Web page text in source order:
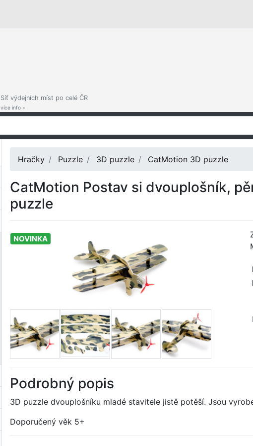
Síť výdejních míst po celé ČR
více info »
Hračky Puzzle 3D puzzle CatMotion 3D puzzle
CatMotion Postav si dvouplošník,
puzzle
NOVINKA
Podrobný popis
3D puzzle dvouplošníku mladé stavitele jistě potěší. Jsou
Doporučený věk 5+